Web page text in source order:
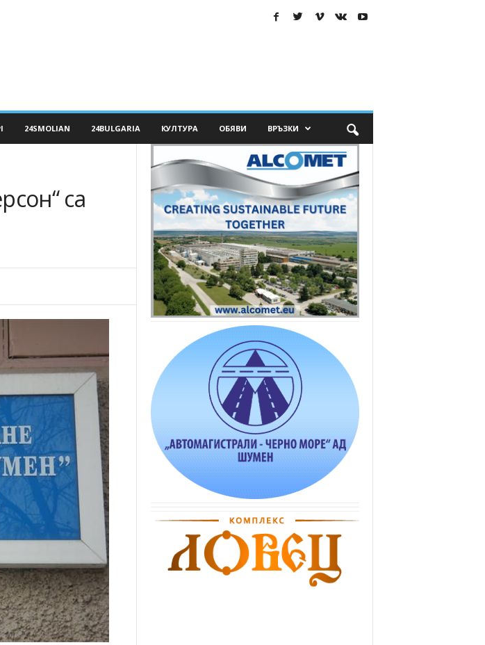
24SMOLIAN 24BULGARIA КУЛТУРА ОБЯВИ ВРЪЗКИ
са